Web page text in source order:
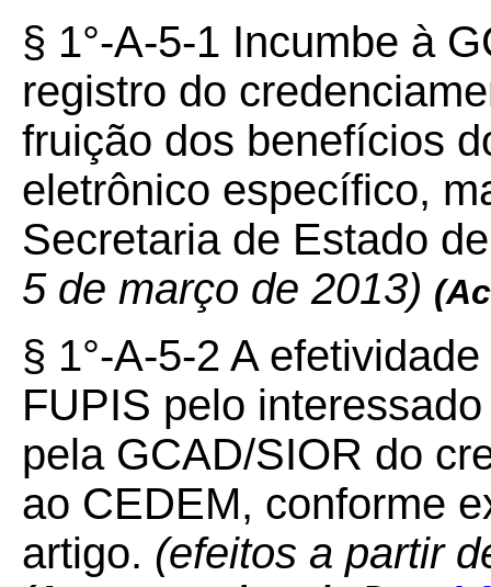
§ 1°-A-5-1 Incumbe à
registro do
fruição dos benefícios
eletrônico específico,
Secretaria de Estado
5 de março de 2013)
§ 1°-A-5-2 A
FUPIS pelo
pela GCAD/SIOR do
ao CEDEM, conforme
artigo. (efeitos a partir